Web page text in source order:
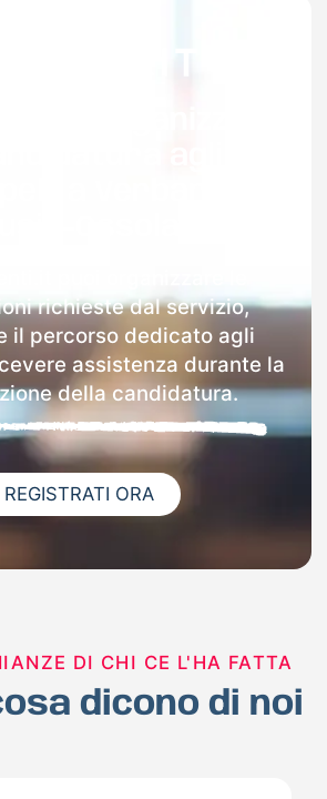
richieste dal servizio,
il percorso dedicato agli
assistenza durante la
della candidatura.
REGISTRATI ORA
DI CHI CE L'HA FATTA
dicono di noi